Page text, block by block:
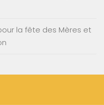
la fête des Mères et